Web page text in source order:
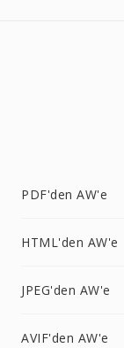
PDF'den AW'e
HTML'den AW'e
JPEG'den AW'e
AVIF'den AW'e